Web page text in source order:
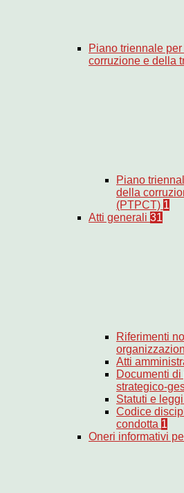
Piano triennale
corruzione e della
Piano
della
(PTPCT) 1
Atti generali 31
Riferimenti
Atti
Documenti
strategico-
Statuti e
Codice
condotta 1
Oneri informativi